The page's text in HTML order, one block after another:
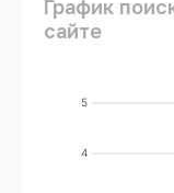
График
сайте
4
5